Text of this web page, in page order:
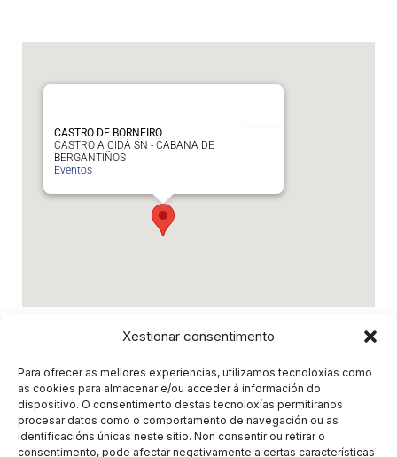
Xestionar consentimento
Para ofrecer as mellores experiencias, utilizamos tecnoloxías como
as cookies para almacenar e/ou acceder á información do
dispositivo. O consentimento destas tecnoloxías permitiranos
procesar datos como o comportamento de navegación ou as
identificacións únicas neste sitio. Non consentir ou retirar o
consentimento, pode afectar negativamente a certas características
CASTRO DE BORNEIRO
CASTRO A CIDÁ SN - CABANA DE
BERGANTIÑOS
Eventos
Eventos relacionados
5.0 - SUE MORENO- 11 de Agosto de 2026 -
20:30
5.0 - SUE MORENO- 2 de Outubro de 2026 -
19:30